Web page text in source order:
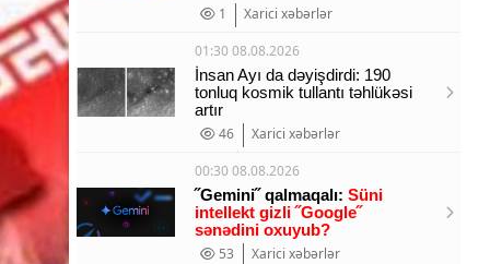
1
Xarici xəbərlər
01:30 08.08.2026
İnsan Ayı da dəyişdirdi: 190
tonluq kosmik tullantı təhlükəsi
artır
46
Xarici xəbərlər
00:30 08.08.2026
˝Gemini˝ qalmaqalı: Süni
intellekt gizli ˝Google˝
sənədini oxuyub?
53
Xarici xəbərlər